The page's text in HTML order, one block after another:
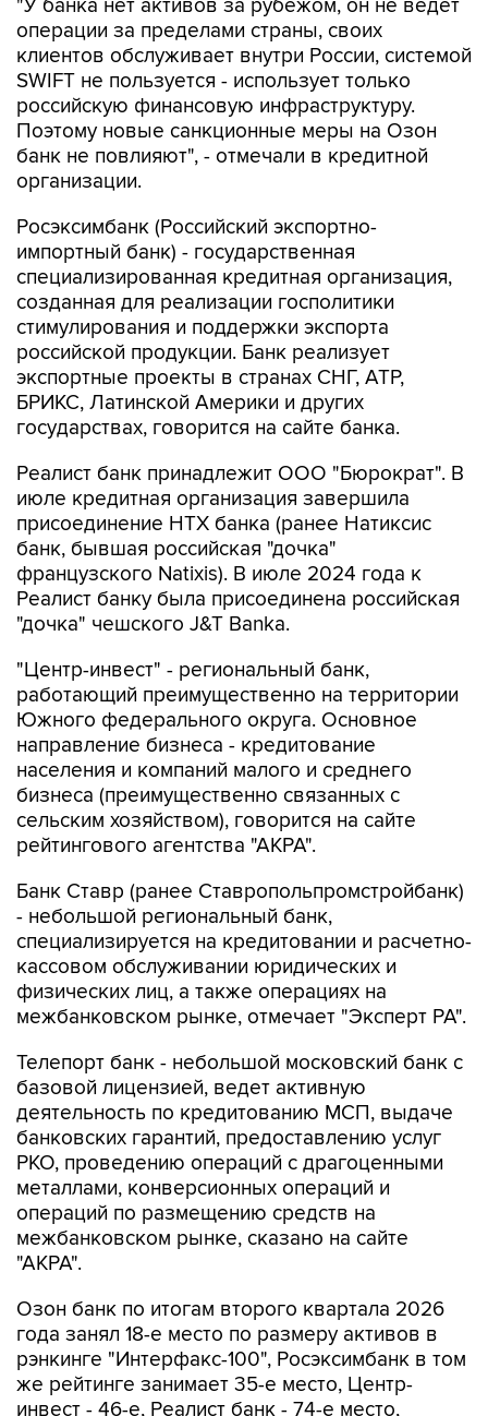
клиентов обслуживает внутри России, системой
SWIFT не пользуется - использует только
российскую финансовую инфраструктуру.
Поэтому новые санкционные меры на Озон
банк не повлияют", - отмечали в кредитной
организации.
Росэксимбанк (Российский экспортно-
специализированная кредитная организация,
созданная для реализации госполитики
стимулирования и поддержки экспорта
российской продукции. Банк реализует
экспортные проекты в странах СНГ, АТР,
БРИКС, Латинской Америки и других
государствах, говорится на сайте банка.
Реалист банк принадлежит ООО "Бюрократ". В
присоединение НТХ банка (ранее Натиксис
банк, бывшая российская "дочка"
французского Natixis). В июле 2024 года к
Реалист банку была присоединена российская
"дочка" чешского J&T Banka.
"Центр-инвест" - региональный банк,
Южного федерального округа. Основное
направление бизнеса - кредитование
населения и компаний малого и среднего
бизнеса (преимущественно связанных с
сельским хозяйством), говорится на сайте
рейтингового агентства "АКРА".
Банк Ставр (ранее Ставропольпромстройбанк)
специализируется на кредитовании и расчетно-
кассовом обслуживании юридических и
физических лиц, а также операциях на
межбанковском рынке, отмечает "Эксперт РА".
Телепорт банк - небольшой московский банк с
деятельность по кредитованию МСП, выдаче
банковских гарантий, предоставлению услуг
РКО, проведению операций с драгоценными
металлами, конверсионных операций и
операций по размещению средств на
межбанковском рынке, сказано на сайте
"АКРА".
Озон банк по итогам второго квартала 2026
рэнкинге "Интерфакс-100", Росэксимбанк в том
же рейтинге занимает 35-е место, Центр-
инвест - 46-е, Реалист банк - 74-е место,
Телепорт банк - 155-е место, банк Ставр - 174-е